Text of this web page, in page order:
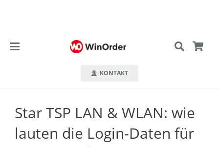
KONTAKT
Star TSP LAN & WLAN: wie
lauten die Login-Daten für